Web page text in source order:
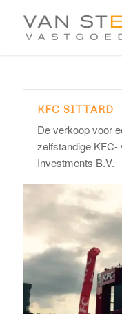
KFC SITTARD
De verkoop voor
zelfstandige KFC-
Investments B.V.